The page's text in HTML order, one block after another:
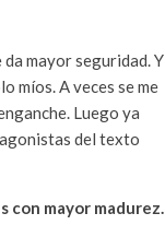
mayor seguridad. Y
míos. A veces se me
Luego ya
del texto
con mayor madurez.